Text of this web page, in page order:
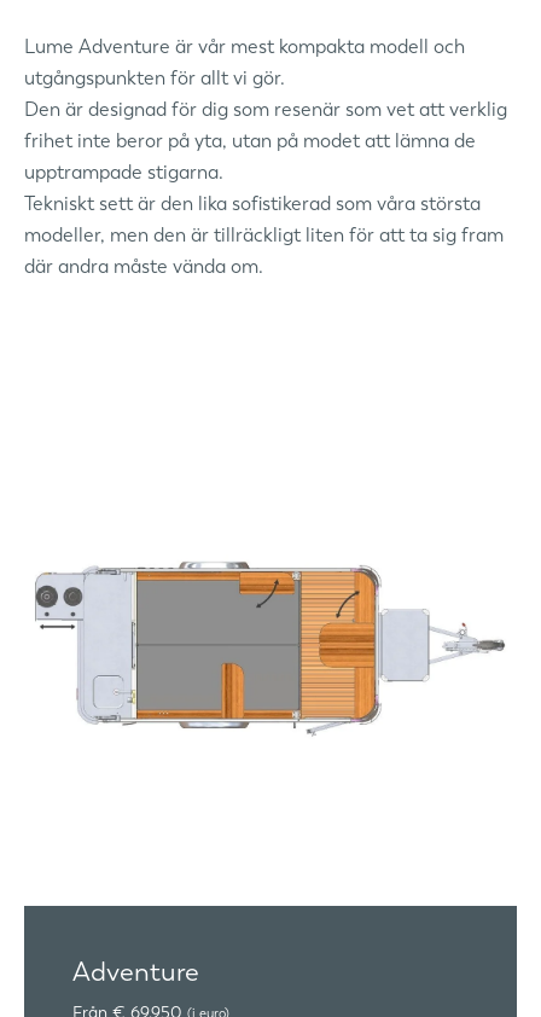
Lume Adventure är vår mest kompakta modell och
utgångspunkten för allt vi gör.
Den är designad för dig som resenär som vet att verklig
frihet inte beror på yta, utan på modet att lämna de
upptrampade stigarna.
Tekniskt sett är den lika sofistikerad som våra största
modeller, men den är tillräckligt liten för att ta sig fram
där andra måste vända om.
Adventure
Från € 69.950